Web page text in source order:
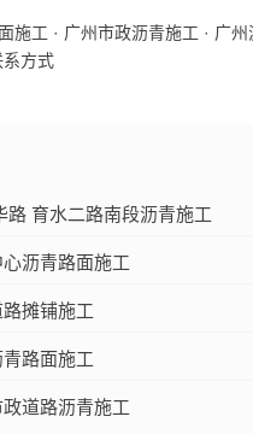
施工 · 广州市政沥青施工 · 广州
方式
路 育水二路南段沥青施工
沥青路面施工
摊铺施工
路面施工
道路沥青施工